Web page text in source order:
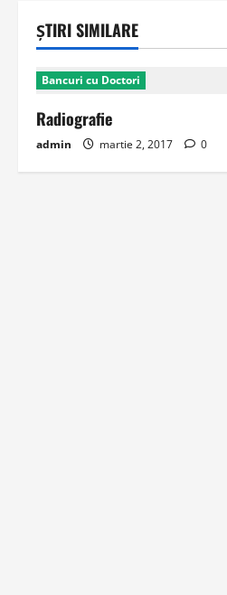
ȘTIRI SIMILARE
Bancuri cu Doctori
Radiografie
admin martie 2, 2017 0